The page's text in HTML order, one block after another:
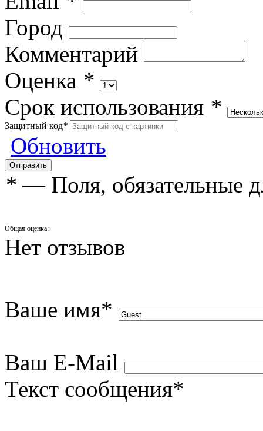
Город
Комментарий
Оценка *
Срок использования *
Защитный код*
Обновить
* — Поля, обязательные
Общая оценка:
Нет отзывов
Ваше имя*
Ваш E-Mail
Текст сообщения*